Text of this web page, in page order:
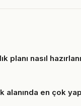
planı nasıl
alanında en çok